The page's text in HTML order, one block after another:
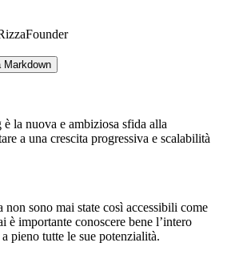
Founder
Markdown
la nuova e ambiziosa sfida alla
a una crescita progressiva e scalabilità
sono mai state così accessibili come
è importante conoscere bene l’intero
pieno tutte le sue potenzialità.